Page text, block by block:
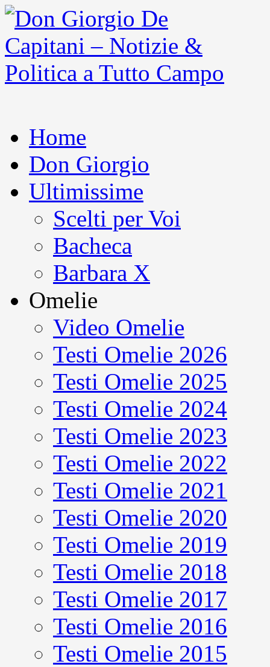
Home
Don Giorgio
Ultimissime
Scelti per Voi
Bacheca
Barbara X
Omelie
Video Omelie
Testi Omelie 2026
Testi Omelie 2025
Testi Omelie 2024
Testi Omelie 2023
Testi Omelie 2022
Testi Omelie 2021
Testi Omelie 2020
Testi Omelie 2019
Testi Omelie 2018
Testi Omelie 2017
Testi Omelie 2016
Testi Omelie 2015